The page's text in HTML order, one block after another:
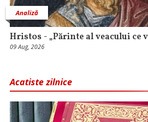
Analiză
Hristos - „Părinte al veacului ce
09 Aug, 2026
Acatiste zilnice